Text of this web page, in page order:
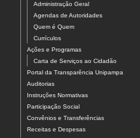
Administração Geral
Agendas de Autoridades
Quem é Quem
Currículos
Ações e Programas
Carta de Serviços ao Cidadão
Portal da Transparência Unipampa
Auditorias
Instruções Normativas
Participação Social
Convênios e Transferências
Receitas e Despesas